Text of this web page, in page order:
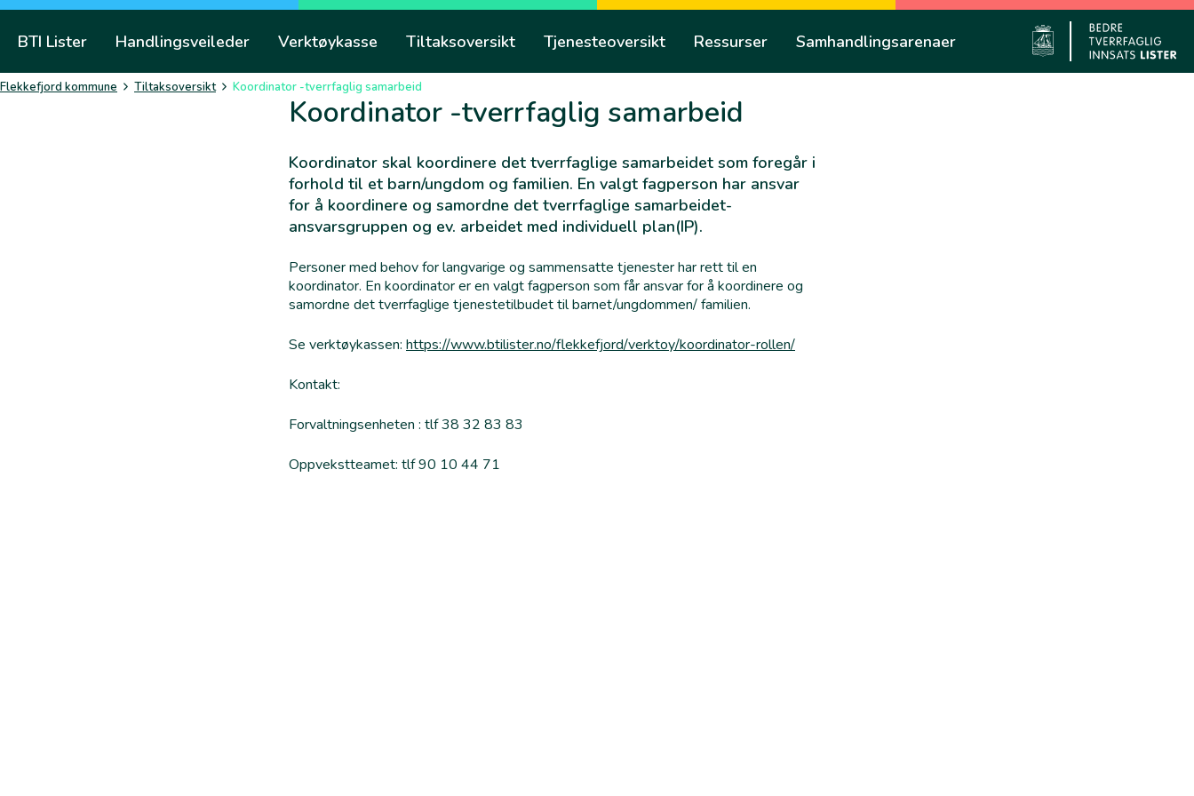
Skip
content
BTI Lister Handlingsveileder Verktøykasse Tiltaksoversikt Tjenesteoversikt Ressurser Samhandlingsarenaer
Flekkefjord kommune Tiltaksoversikt Koordinator -tverrfaglig samarbeid
Koordinator -tverrfaglig samarbeid
Koordinator skal koordinere det tverrfaglige samarbeidet som foregår i
forhold til et barn/ungdom og familien. En valgt fagperson har ansvar
for å koordinere og samordne det tverrfaglige samarbeidet-
ansvarsgruppen og ev. arbeidet med individuell plan(IP).
Personer med behov for langvarige og sammensatte tjenester har rett til en
koordinator. En koordinator er en valgt fagperson som får ansvar for å koordinere og
samordne det tverrfaglige tjenestetilbudet til barnet/ungdommen/ familien.
Se verktøykassen: https://www.btilister.no/flekkefjord/verktoy/koordinator-rollen/
Kontakt:
Forvaltningsenheten : tlf 38 32 83 83
Oppvekstteamet: tlf 90 10 44 71